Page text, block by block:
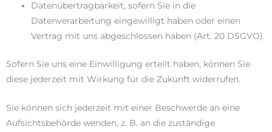
Datenübertragbarkeit, sofern Sie in die
Datenverarbeitung eingewilligt haben oder einen
Vertrag mit uns abgeschlossen haben (Art. 20 DSGVO).
Sofern Sie uns eine Einwilligung erteilt haben, können Sie
diese jederzeit mit Wirkung für die Zukunft widerrufen.
Sie können sich jederzeit mit einer Beschwerde an eine
Aufsichtsbehörde wenden, z. B. an die zuständige